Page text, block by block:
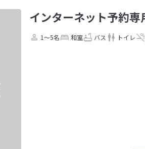
インターネット予約専
1～5名 和室 バス トイレ